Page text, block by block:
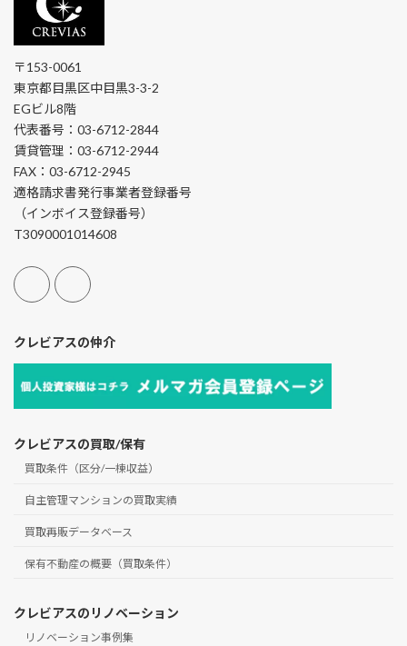
〒153-0061
東京都目黒区中目黒3-3-2
EGビル8階
代表番号：03-6712-2844
賃貸管理：03-6712-2944
FAX：03-6712-2945
適格請求書発行事業者登録番号
（インボイス登録番号）
T3090001014608
クレビアスの仲介
クレビアスの買取/保有
買取条件（区分/一棟収益）
自主管理マンションの買取実績
買取再販データベース
保有不動産の概要（買取条件）
クレビアスのリノベーション
リノベーション事例集